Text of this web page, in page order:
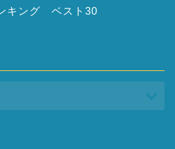
キング ベスト30